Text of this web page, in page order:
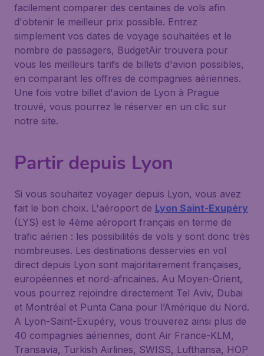
facilement comparer des centaines de vols afin
d'obtenir le meilleur prix possible. Entrez
simplement vos dates de voyage souhaitées et le
nombre de passagers, BudgetAir trouvera pour
vous les meilleurs tarifs de billets d'avion possibles,
en comparant les offres de compagnies aériennes.
Une fois votre billet d'avion de Lyon à Prague
trouvé, vous pourrez le réserver en un clic sur
notre site.
Partir depuis Lyon
Si vous souhaitez voyager depuis Lyon, vous avez
fait le bon choix. L'aéroport de Lyon Saint-Exupéry
(LYS) est le 4ème aéroport français en terme de
trafic aérien : les possibilités de vols y sont donc très
nombreuses. Les destinations desservies en vol
direct depuis Lyon sont majoritairement françaises,
européennes et nord-africaines. Au Moyen-Orient,
vous pourrez rejoindre directement Tel Aviv, Dubai
et Montréal et Punta Cana pour l’Amérique du Nord.
A Lyon-Saint-Exupéry, vous trouverez ainsi plus de
40 compagnies aériennes, dont Air France-KLM,
Transavia, Turkish Airlines, SWISS, Lufthansa, HOP